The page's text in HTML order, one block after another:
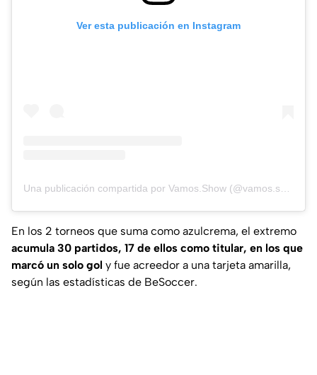
Ver esta publicación en Instagram
En los 2 torneos que suma como azulcrema, el extremo
acumula 30 partidos, 17 de ellos como titular, en los que
marcó un solo gol y fue acreedor a una tarjeta amarilla,
según las estadísticas de BeSoccer.